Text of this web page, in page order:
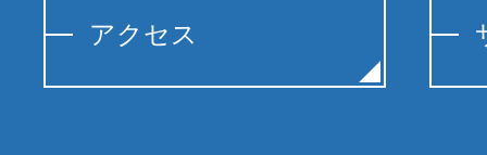
アクセス